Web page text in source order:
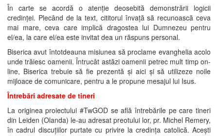
În carte se acordă o atenție deosebită demonstrării logicii
credinței. Plecând de la text, cititorul învață să recunoască ceva
mai mare, ceva care implică dragostea lui Dumnezeu pentru
el/ea, la care el/ea este invitat dea un răspuns personal.
Biserica avut întotdeauna misiunea să proclame evanghelia acolo
unde trăiesc oamenii. Întrucât astăzi oamenii petrec mult timp on-
line, Biserica trebuie să fie prezentă și aici și să utilizeze noile
mijloace de comunicare, pentru a le propune mesajul lui Isus.
Întrebări adresate de tineri
La originea proiectului #TwGOD se află întrebările pe care tineri
din Leiden (Olanda) le-au adresat preotului lor, pr. Michel Remery,
în cadrul discuțiilor purtate cu privire la credința catolică. Acești